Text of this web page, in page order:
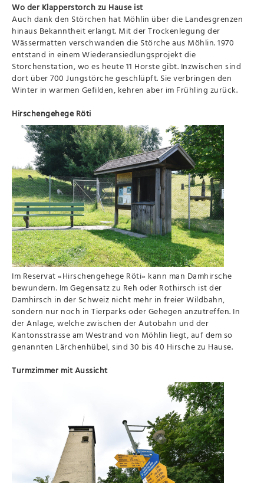
Wo der Klapperstorch zu Hause ist
Auch dank den Störchen hat Möhlin über die Landesgrenzen
hinaus Bekanntheit erlangt. Mit der Trockenlegung der
Wässermatten verschwanden die Störche aus Möhlin. 1970
entstand in einem Wiederansiedlungsprojekt die
Storchenstation, wo es heute 11 Horste gibt. Inzwischen sind
dort über 700 Jungstörche geschlüpft. Sie verbringen den
Winter in warmen Gefilden, kehren aber im Frühling zurück.
Hirschengehege Röti
Im Reservat «Hirschengehege Röti» kann man Damhirsche
bewundern. Im Gegensatz zu Reh oder Rothirsch ist der
Damhirsch in der Schweiz nicht mehr in freier Wildbahn,
sondern nur noch in Tierparks oder Gehegen anzutreffen. In
der Anlage, welche zwischen der Autobahn und der
Kantonsstrasse am Westrand von Möhlin liegt, auf dem so
genannten Lärchenhübel, sind 30 bis 40 Hirsche zu Hause.
Turmzimmer mit Aussicht